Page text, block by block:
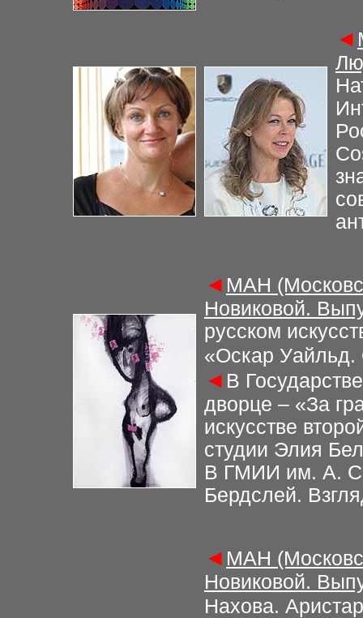
◄
◄ МАН
Новиковой.
русском
«Оскар Уайльд.
◄ В
дворце – «За
искусстве
студии Элия
В ГМИИ им. А.
Бердслей.
◄ МАН
Новиковой.
Нахова.